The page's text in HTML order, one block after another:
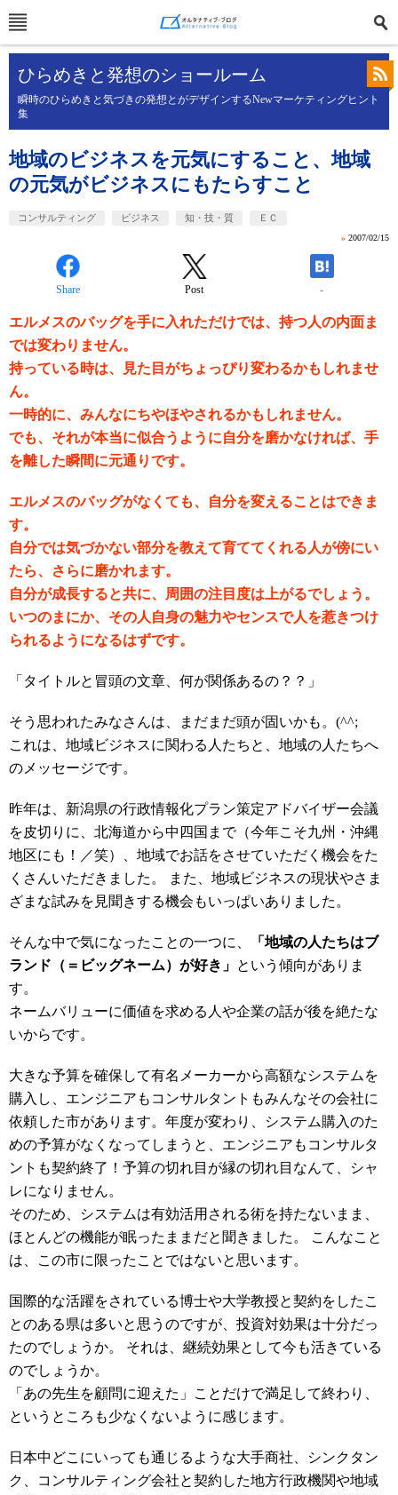
ひらめきと発想のショールーム
瞬時のひらめきと気づきの発想とがデザインするNewマーケティングヒント
集
地域のビジネスを元気にすること、地域
の元気がビジネスにもたらすこと
コンサルティング ビジネス 知・技・質 ＥＣ
» 2007/02/15
Share Post -
エルメスのバッグを手に入れただけでは、持つ人の内面ま
では変わりません。
持っている時は、見た目がちょっぴり変わるかもしれませ
ん。
一時的に、みんなにちやほやされるかもしれません。
でも、それが本当に似合うように自分を磨かなければ、手
を離した瞬間に元通りです。
エルメスのバッグがなくても、自分を変えることはできま
す。
自分では気づかない部分を教えて育ててくれる人が傍にい
たら、さらに磨かれます。
自分が成長すると共に、周囲の注目度は上がるでしょう。
いつのまにか、その人自身の魅力やセンスで人を惹きつけ
られるようになるはずです。
「タイトルと冒頭の文章、何が関係あるの？？」
そう思われたみなさんは、まだまだ頭が固いかも。(^^;
これは、地域ビジネスに関わる人たちと、地域の人たちへ
のメッセージです。
昨年は、新潟県の行政情報化プラン策定アドバイザー会議
を皮切りに、北海道から中四国まで（今年こそ九州・沖縄
地区にも！／笑）、地域でお話をさせていただく機会をた
くさんいただきました。 また、地域ビジネスの現状やさま
ざまな試みを見聞きする機会もいっぱいありました。
そんな中で気になったことの一つに、
「地域の人たちはブ
ランド（＝ビッグネーム）が好き」 という傾向がありま
す。
ネームバリューに価値を求める人や企業の話が後を絶たな
いからです。
大きな予算を確保して有名メーカーから高額なシステムを
購入し、エンジニアもコンサルタントもみんなその会社に
依頼した市があります。年度が変わり、システム購入のた
めの予算がなくなってしまうと、エンジニアもコンサルタ
ントも契約終了！予算の切れ目が縁の切れ目なんて、シャ
レになりません。
そのため、システムは有効活用される術を持たないまま、
ほとんどの機能が眠ったままだと聞きました。 こんなこと
は、この市に限ったことではないと思います。
国際的な活躍をされている博士や大学教授と契約をしたこ
とのある県は多いと思うのですが、投資対効果は十分だっ
たのでしょうか。 それは、継続効果として今も活きている
のでしょうか。
「あの先生を顧問に迎えた」ことだけで満足して終わり、
というところも少なくないように感じます。
日本中どこにいっても通じるような大手商社、シンクタン
ク、コンサルティング会社と契約した地方行政機関や地域